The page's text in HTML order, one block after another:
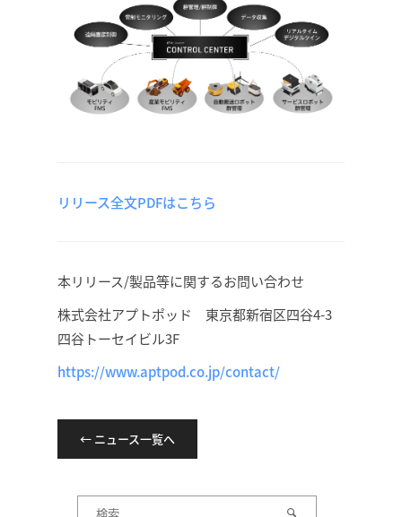
リリース全文PDFはこちら
本リリース/製品等に関するお問い合わせ
株式会社アプトポッド 東京都新宿区四谷4-3
四谷トーセイビル3F
https://www.aptpod.co.jp/contact/
← ニュース一覧へ